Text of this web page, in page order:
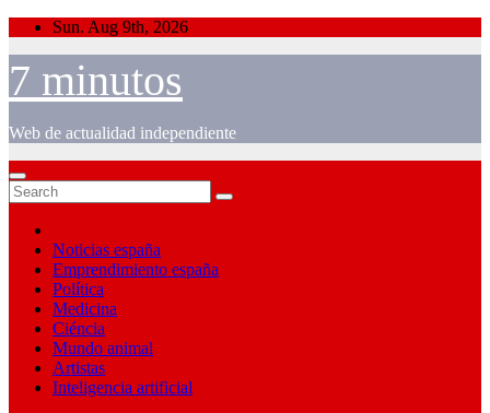
Skip
content
Sun. Aug 9th, 2026
7 minutos
Web de actualidad independiente
Noticias españa
Emprendimiento españa
Política
Medicina
Ciéncia
Mundo animal
Artistas
Inteligencia artificial